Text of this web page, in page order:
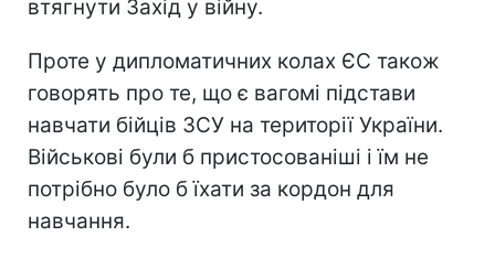
втягнути Захід у війну.
Проте у дипломатичних колах ЄС також
говорять про те, що є вагомі підстави
навчати бійців ЗСУ на території України.
Військові були б пристосованіші і їм не
потрібно було б їхати за кордон для
навчання.